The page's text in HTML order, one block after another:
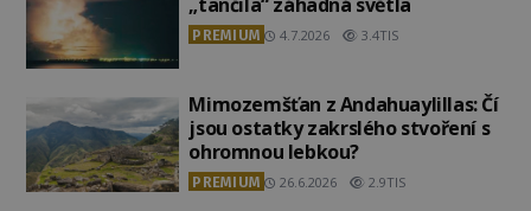
PREMIUM 4.7.2026 3.4TIS
Mimozemšťan z Andahuaylillas: Čí
jsou ostatky zakrslého stvoření s
ohromnou lebkou?
PREMIUM 26.6.2026 2.9TIS